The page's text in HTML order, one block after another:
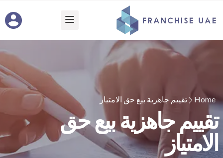
Home تقييم جاهزية بيع حق الامتياز
تقييم جاهزية بيع حق
الامتياز